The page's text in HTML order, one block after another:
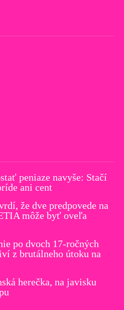
peniaze navyše: Stačí
ani cent
že dve predpovede na
môže byť oveľa
po dvoch 17-ročných
z brutálneho útoku na
herečka, na javisku